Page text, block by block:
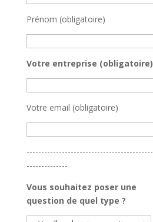
Prénom (obligatoire)
Votre entreprise (obligatoire)
Votre email (obligatoire)
-------------------------------------------
--------------
Vous souhaitez poser une
question de quel type ?